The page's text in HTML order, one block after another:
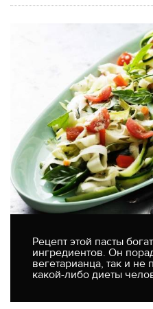
Рецепт этой пасты
ингредиентов. Он
вегетарианца, так и
какой-либо диеты